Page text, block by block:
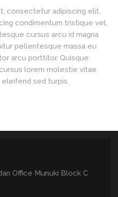
consectetur adipiscing elit.
condimentum tristique vel,
cursus arcu id magna
pellentesque massa eu
arcu porttitor. Quisque
lorem molestie vitae
sed turpis.
Office Munuki Block C